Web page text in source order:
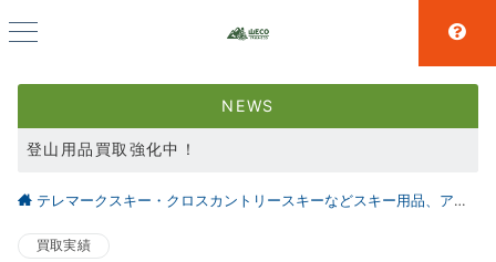
NEWS
登山用品買取強化中！
スキー用品買取強化中！
テレマークスキー・クロスカントリースキーなどスキー用品、アウトドア、キャンプ用品の買取なら仙台の【山とエコ】
買取実績